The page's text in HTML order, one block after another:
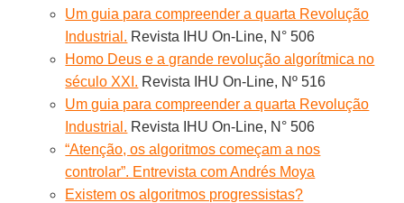
Um guia para compreender a quarta Revolução
Industrial. Revista IHU On-Line, N° 506
Homo Deus e a grande revolução algorítmica no
século XXI. Revista IHU On-Line, Nº 516
Um guia para compreender a quarta Revolução
Industrial. Revista IHU On-Line, N° 506
“Atenção, os algoritmos começam a nos
controlar”. Entrevista com Andrés Moya
Existem os algoritmos progressistas?